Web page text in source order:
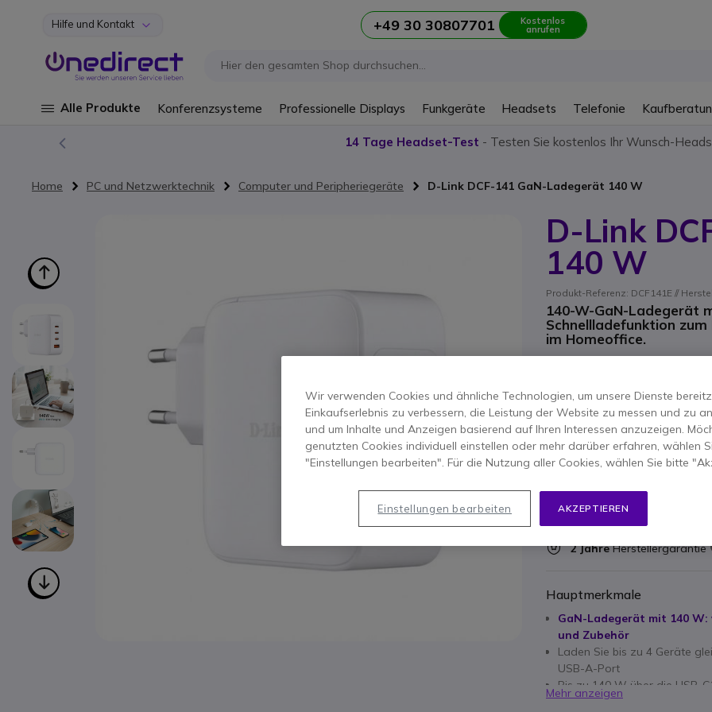
Zum Inhalt springen
Hilfe und Kontakt +49 30 30807701 Kostenlos
anrufen
Alle Produkte Konferenzsysteme Professionelle Displays Funkgeräte Headsets Telefonie
14 Tage Headset-Test - Testen Sie kostenlos Ihr Wunsch-
Home PC und Netzwerktechnik Computer und Peripheriegeräte D-Link DCF-141 GaN-Ladegerät 140 W
D-Link
140 W
Produkt-Referenz: DCF141E //
140-W-GaN-Ladegerät
Schnellladefunktion
im Homeoffice.
79,15 €
67,95 €- 80,86 € Inkl. MwSt.
Anzahl
IN DEN
26 Produkte im
2 JahreHerstellergarantie
Hauptmerkmale
GaN-Ladegerät mit 140
und Zubehör
Laden Sie bis zu 4 Geräte
USB-A-Port
Bis zu 140 W über die USB-
3.1 und QC 4.0
Mehr anzeigen
Wir verwenden Cookies und ähnliche Technologien, um unsere Dienste
Einkaufserlebnis zu verbessern, die Leistung der Website zu messen und zu
und um Inhalte und Anzeigen basierend auf Ihren Interessen anzuzeigen.
genutzten Cookies individuell einstellen oder mehr darüber erfahren, wählen
"Einstellungen bearbeiten". Für die Nutzung aller Cookies, wählen Sie bitte
AKZEPTIEREN
Einstellungen bearbeiten